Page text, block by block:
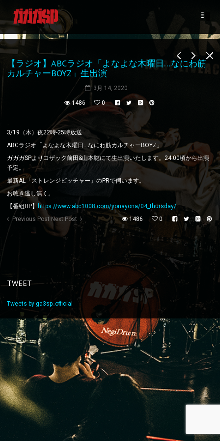
【ラジオ】ABCラジオ「よなよな木曜日…なにわ筋
カルチャーBOYZ」生出演
3月 14, 2020
1486 0
3/19 （木）夜22時-25時放送
ABCラジオ「よなよな木曜日 …なにわ筋カルチャー BOYZ 」
ガガガSPよりコザック前田 &山本聡にて生出演いたします。 24:00頃から出演
予定。
最新AL「ストレンジピッチャー」のPRで伺います。
お聴き逃し無く。
【番組HP】 https://www.abc1008.com/yonayona/04_thursday/
Previous Post Next Post 1486 0
TWEET
Tweets by ga3sp_official